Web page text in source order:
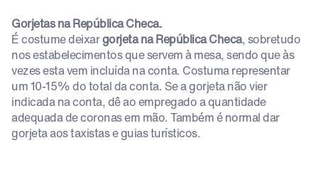
Gorjetas na República Checa.
É costume deixargorjeta na República Checa, sobretudo
nos estabelecimentos que servem à mesa, sendo que às
vezes esta vem incluída na conta. Costuma representar
um 10-15% do total da conta. Se a gorjeta não vier
indicada na conta, dê ao empregado a quantidade
adequada de coronas em mão. Também é normal dar
gorjeta aos taxistas e guias turísticos.